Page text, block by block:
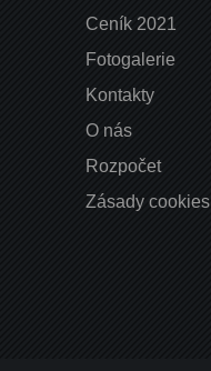
Ceník 2021
Fotogalerie
Kontakty
O nás
Rozpočet
Zásady cookies